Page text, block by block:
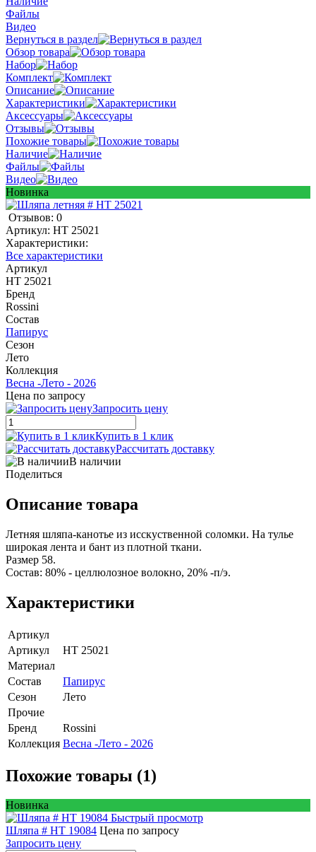
Файлы
Видео
Вернуться в раздел
Обзор товара
Набор
Комплект
Описание
Характеристики
Аксессуары
Отзывы
Похожие товары
Наличие
Файлы
Видео
Новинка
Отзывов: 0
Артикул: HT 25021
Характеристики:
Все характеристики
Артикул
HT 25021
Бренд
Rossini
Состав
Папирус
Сезон
Лето
Коллекция
Весна -Лето - 2026
Цена по запросу
Запросить цену
Купить в 1 клик
Рассчитать доставку
В наличии
Поделиться
Описание товара
Летняя шляпа-канотье из исcкуcтвенной соломки. На тулье
широкая лента и бант из плотной ткани.
Размер 58.
Состав: 80% - целлюлозное волокно, 20% -п/э.
Характеристики
Артикул
Артикул
HT 25021
Материал
Состав
Папирус
Сезон
Лето
Прочие
Бренд
Rossini
Коллекция Весна -Лето - 2026
Похожие товары (1)
Новинка
Быстрый просмотр
Шляпа # HT 19084 Цена по запросу
Запросить цену